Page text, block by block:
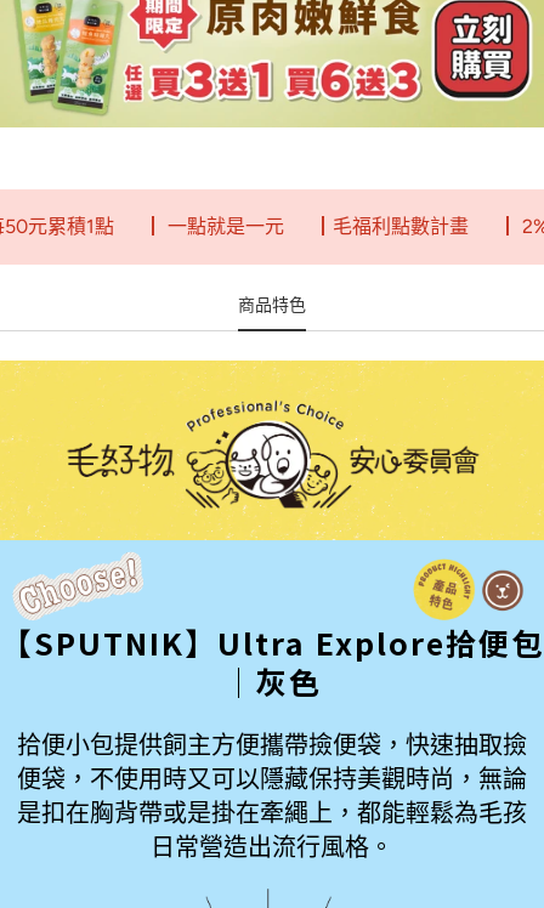
積1點 ┃ 一點就是一元 ┃毛福利點數計畫 ┃ 2%回
商品特色
【SPUTNIK】Ultra Explore拾便包
│灰色
拾便小包提供飼主方便攜帶撿便袋，快速抽取撿
便袋，不使用時又可以隱藏保持美觀時尚，無論
是扣在胸背帶或是掛在牽繩上，都能輕鬆為毛孩
日常營造出流行風格。